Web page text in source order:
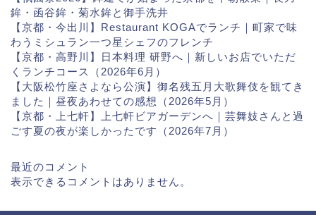
鉾・函谷鉾・菊水鉾と御手洗井
【京都・今出川】Restaurant KOGAでランチ｜町家で味
わうミシュラン一つ星シェフのフレンチ
【京都・高野川】日本料理 研野へ｜新しいお店でいただ
くランチコース（2026年6月）
【大阪松竹座さよなら公演】御名残五月大歌舞伎を観てき
ました｜昼夜あわせての感想（2026年5月）
【京都・上七軒】上七軒ビアガーデンへ｜芸舞妓さんと過
ごす夏の夜が楽しかったです（2026年7月）
最近のコメント
表示できるコメントはありません。